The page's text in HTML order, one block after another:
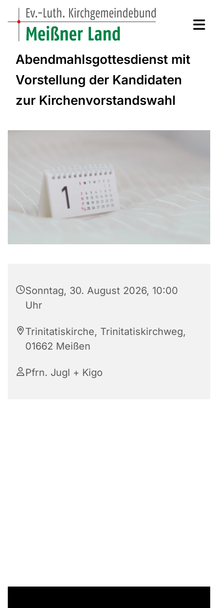
Abendmahlsgottesdienst mit
Vorstellung der Kandidaten
zur Kirchenvorstandswahl
Sonntag, 30. August 2026, 10:00
Uhr
Trinitatiskirche, Trinitatiskirchweg,
01662 Meißen
Pfrn. Jugl + Kigo